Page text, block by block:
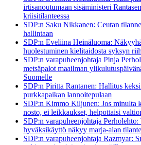
irtisanoutumaan sisäministeri
kriisitilanteessa
SDP:n Saku Nikkanen: Ceutan
hallintaan
SDP:n Eveliina Heinäluoma:
huolestuminen kielitaidosta syksyn
SDP:n varapuheenjohtaja Pinja
metsäpalot maailman
Suomelle
SDP:n Piritta Rantanen: Hallitus
purkkapaikan lannoitepulaan
SDP:n Kimmo Kiljunen: Jos minulta
nosto, ei leikkaukset, helpottaisi
SDP:n varapuheenjohtaja Perholehto:
hyväksikäyttö näkyy marja-alan
SDP:n varapuheenjohtaja Razmyar: